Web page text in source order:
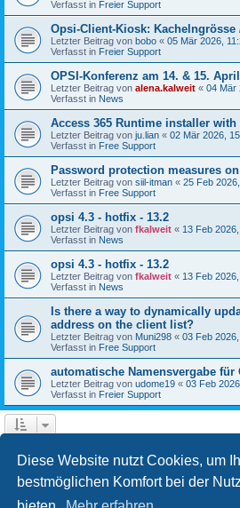
Diese Website nutzt Cookies, um
bestmöglichen Komfort bei der
Verfasst in Freier Support
Opsi-Client-Kiosk: Kachelngrösse
Letzter Beitrag von bobo « 05 Mär 2026,
Verfasst in Freier Support
OPSI-Konferenz am 14. & 15.
Letzter Beitrag von alena.kalweit « 04 Mär
Verfasst in News
Access 365 Runtime installer with
Letzter Beitrag von ju.lian « 02 Mär 2026,
Verfasst in Free Support
Password protection measures
Letzter Beitrag von siil-itman « 25 Feb
Verfasst in Free Support
opsi 4.3 - hotfix - 13.2
Letzter Beitrag von fkalweit « 13 Feb
Verfasst in News
opsi 4.3 - hotfix - 13.2
Letzter Beitrag von fkalweit « 13 Feb
Verfasst in News
Is there a way to dynamically
address on the client list?
Letzter Beitrag von Muni298 « 03 Feb
Verfasst in Free Support
automatische Namensvergabe für
Letzter Beitrag von udome19 « 03 Feb
Verfasst in Freier Support